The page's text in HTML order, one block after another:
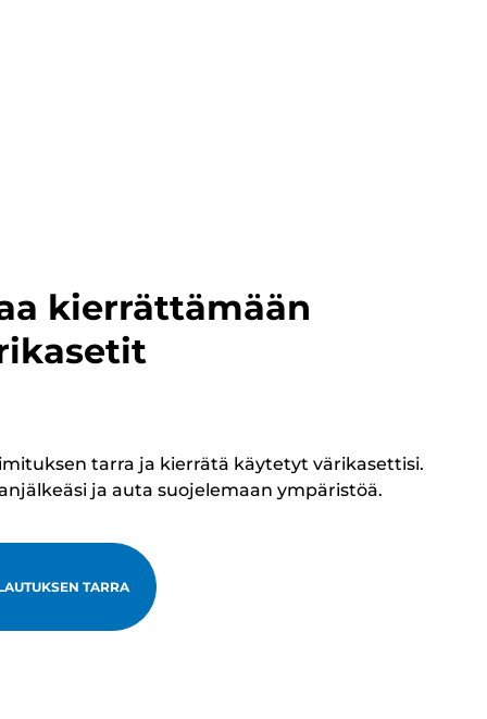
kierrättämään
tarra ja kierrätä käytetyt värikasettisi.
ja auta suojelemaan ympäristöä.
TARRA